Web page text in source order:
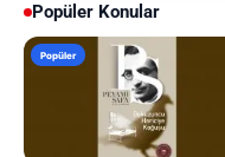
Popüler Konular
Popüler